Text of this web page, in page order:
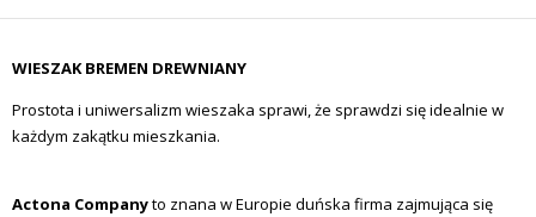
WIESZAK BREMEN DREWNIANY
Prostota i uniwersalizm wieszaka sprawi, że sprawdzi się idealnie w
każdym zakątku mieszkania.
Actona Companyto znana w Europie duńska firma zajmująca się